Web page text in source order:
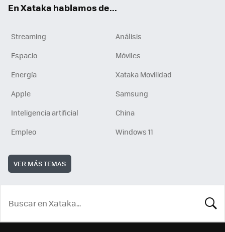
En Xataka hablamos de...
Streaming
Análisis
Espacio
Móviles
Energía
Xataka Movilidad
Apple
Samsung
Inteligencia artificial
China
Empleo
Windows 11
VER MÁS TEMAS